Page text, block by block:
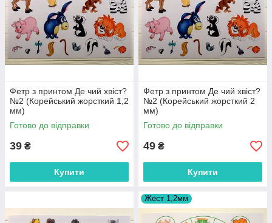
Фетр з принтом Де чий хвіст?
№2 (Корейський жорсткий 1,2
мм)
Готово до відправки
39 ₴
Купити
Фетр з принтом Де чий хвіст?
№2 (Корейський жорсткий 2
мм)
Готово до відправки
49 ₴
Купити
Жест 1,2мм